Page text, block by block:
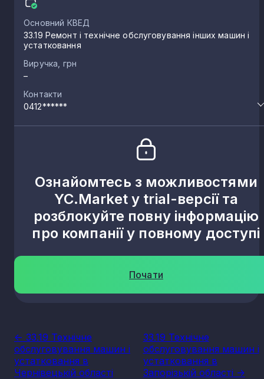
Основний КВЕД
33.19 Ремонт і технічне обслуговування інших машин і
устатковання
Виручка, грн
–
Контакти
0412******
Ознайомтесь з можливостями
YC.Market у trial-версії та
розблокуйте повну інформацію
про компанії у повному доступі
Почати
<- 33.19 Технічне
обслуговування машин і
устатковання в
Чернівецькій області
33.19 Технічне
обслуговування машин і
устатковання в
Запорізькій області ->